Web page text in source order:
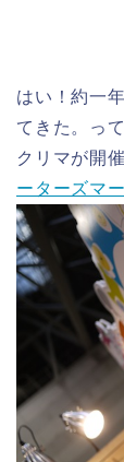
はい！約一
てきた。っ
クリマが開
ーターズマ